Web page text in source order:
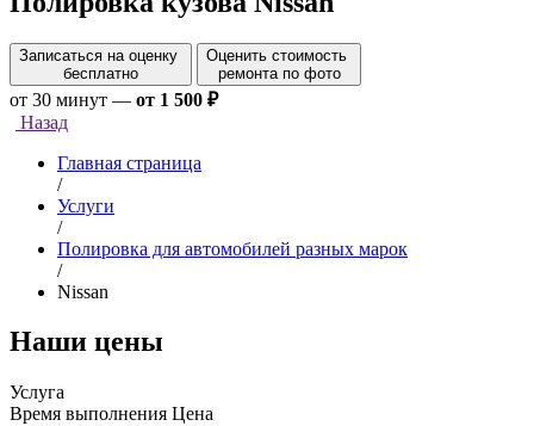
Записаться на оценку
бесплатно
Оценить стоимость
ремонта по фото
от 30 минут — от 1 500 ₽
Назад
Главная страница
/
Услуги
/
Полировка для автомобилей разных марок
/
Nissan
Наши цены
Услуга
Время выполнения Цена